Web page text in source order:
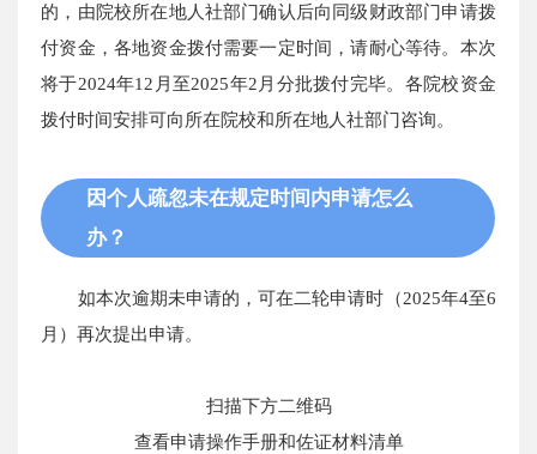
的，由院校所在地人社部门确认后向同级财政部门申请拨
付资金，各地资金拨付需要一定时间，请耐心等待。本次
将于2024年12月至2025年2月分批拨付完毕。各院校资金
拨付时间安排可向所在院校和所在地人社部门咨询。
因个人疏忽未在规定时间内申请怎么
办？
如本次逾期未申请的，可在二轮申请时（2025年4至6
月）再次提出申请。
扫描下方二维码
查看申请操作手册和佐证材料清单